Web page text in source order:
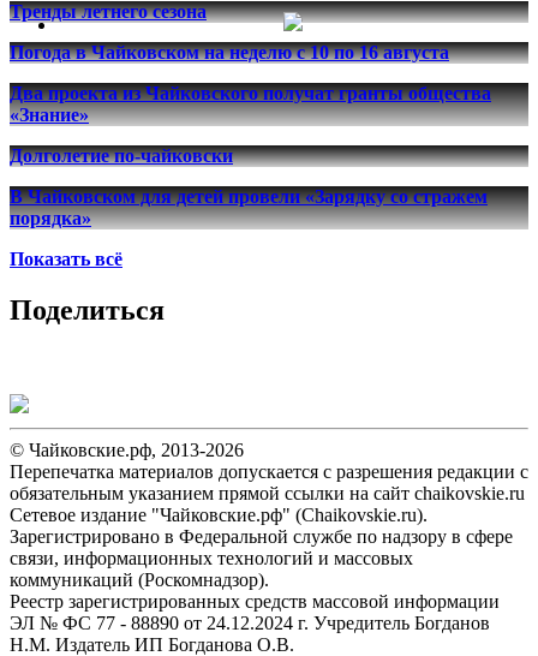
Тренды летнего сезона
Погода в Чайковском на неделю с 10 по 16 августа
Два проекта из Чайковского получат гранты общества
«Знание»
Долголетие по-чайковски
В Чайковском для детей провели «Зарядку со стражем
порядка»
Показать всё
Поделиться
© Чайковские.рф, 2013-2026
Перепечатка материалов допускается с разрешения редакции с
обязательным указанием прямой ссылки на сайт chaikovskie.ru
Сетевое издание "Чайковские.рф" (Chaikovskie.ru).
Зарегистрировано в Федеральной службе по надзору в сфере
связи, информационных технологий и массовых
коммуникаций (Роскомнадзор).
Реестр зарегистрированных средств массовой информации
ЭЛ № ФС 77 - 88890 от 24.12.2024 г. Учредитель Богданов
Н.М. Издатель ИП Богданова О.В.